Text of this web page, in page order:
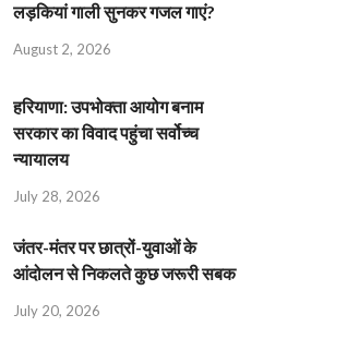
लड़कियां गाली सुनकर गजल गाएं?
August 2, 2026
हरियाणा: उपभोक्ता आयोग बनाम
सरकार का विवाद पहुंचा सर्वोच्च
न्यायालय
July 28, 2026
जंतर-मंतर पर छात्रों-युवाओं के
आंदोलन से निकलते कुछ जरूरी सबक
July 20, 2026